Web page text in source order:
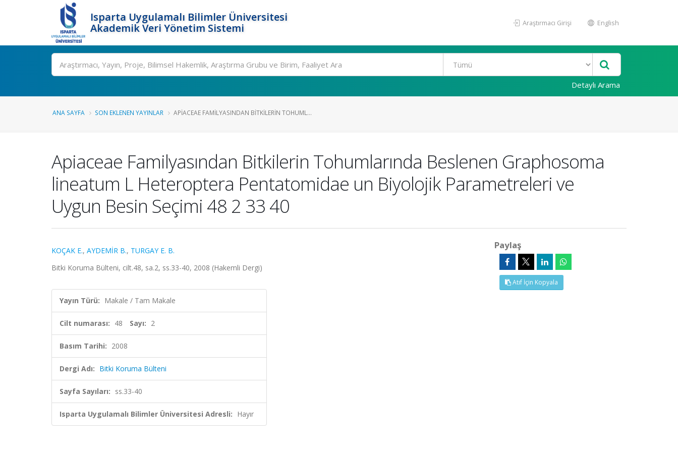
Isparta Uygulamalı Bilimler Üniversitesi
Akademik Veri Yönetim Sistemi
Araştırmacı Girişi English
Ara
Detaylı Arama
ANA SAYFA SON EKLENEN YAYINLAR APIACEAE FAMILYASINDAN BITKILERIN TOHUML...
Apiaceae Familyasından Bitkilerin Tohumlarında Beslenen Graphosoma
lineatum L Heteroptera Pentatomidae un Biyolojik Parametreleri ve
Uygun Besin Seçimi 48 2 33 40
KOÇAK E., AYDEMİR B., TURGAY E. B.
Bitki Koruma Bülteni, cilt.48, sa.2, ss.33-40, 2008 (Hakemli Dergi)
Yayın Türü: Makale / Tam Makale
Cilt numarası: 48 Sayı: 2
Basım Tarihi: 2008
Dergi Adı: Bitki Koruma Bülteni
Sayfa Sayıları: ss.33-40
Isparta Uygulamalı Bilimler Üniversitesi Adresli: Hayır
Paylaş
Atıf İçin Kopyala